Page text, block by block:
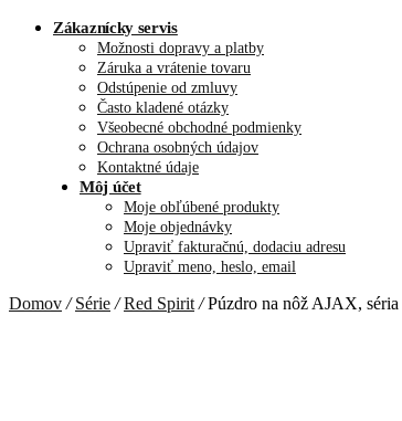
Zákaznícky servis
Možnosti dopravy a platby
Záruka a vrátenie tovaru
Odstúpenie od zmluvy
Často kladené otázky
Všeobecné obchodné podmienky
Ochrana osobných údajov
Kontaktné údaje
Môj účet
Moje obľúbené produkty
Moje objednávky
Upraviť fakturačnú, dodaciu adresu
Upraviť meno, heslo, email
Domov / Série / Red Spirit /Púzdro na nôž AJAX,